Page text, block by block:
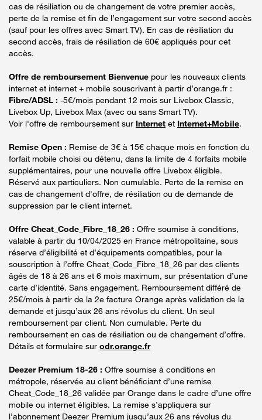
cas de résiliation ou de changement de votre premier accès,
perte de la remise et fin de l’engagement sur votre second accès
(sauf pour les offres avec Smart TV). En cas de résiliation du
second accès, frais de résiliation de 60€ appliqués pour cet
accès.
Offre de remboursement Bienvenue pour les nouveaux clients
internet et internet + mobile souscrivant à partir d’orange.fr :
Fibre/ADSL : -5€/mois pendant 12 mois sur Livebox Classic,
Livebox Up, Livebox Max (avec ou sans Smart TV).
Voir l'offre de remboursement sur Internet et Internet+Mobile.
Remise Open : Remise de 3€ à 15€ chaque mois en fonction du
forfait mobile choisi ou détenu, dans la limite de 4 forfaits mobile
supplémentaires, pour une nouvelle offre Livebox éligible.
Réservé aux particuliers. Non cumulable. Perte de la remise en
cas de changement d'offre, de résiliation ou de demande de
suppression par le client internet.
Offre Cheat_Code_Fibre_18_26 : Offre soumise à conditions,
valable à partir du 10/04/2025 en France métropolitaine, sous
réserve d’éligibilité et d’équipements compatibles, pour la
souscription à l’offre Cheat_Code_Fibre_18_26 par des clients
âgés de 18 à 26 ans et 6 mois maximum, sur présentation d’une
carte d’identité. Sans engagement. Remboursement différé de
25€/mois à partir de la 2e facture Orange après validation de la
demande et jusqu’aux 26 ans révolus du client. Un seul
remboursement par client. Non cumulable. Perte du
remboursement en cas de résiliation ou de changement d’offre.
Détails et formulaire sur odr.orange.fr
Deezer Premium 18-26 : Offre soumise à conditions en
métropole, réservée au client bénéficiant d’une remise
Cheat_Code_18_26 validée par Orange dans le cadre d’une offre
mobile ou internet éligibles. La remise s’appliquera sur
l’abonnement Deezer Premium jusqu’aux 26 ans révolus du